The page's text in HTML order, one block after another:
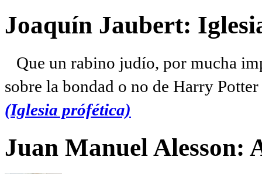
Joaquín Jaubert:
Que un rabino judío, por mucha
sobre la bondad o no de Harry
(Iglesia prófética)
Juan Manuel Alesson: